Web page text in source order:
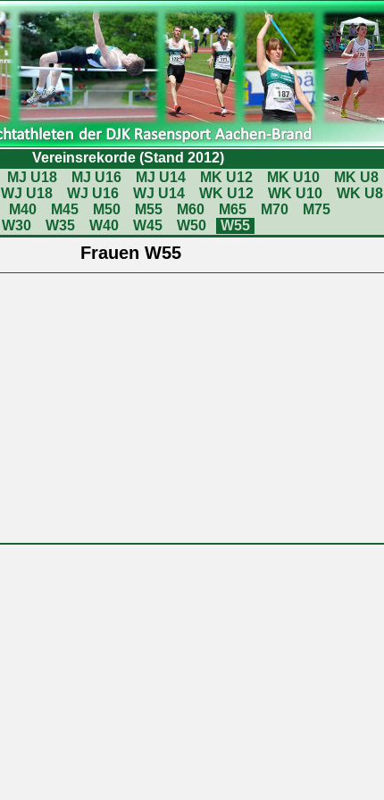
Vereinsrekorde (Stand 2012)
MJ U18 MJ U16 MJ U14 MK U12 MK U10
MK U8
WJ U18 WJ U16 WJ U14 WK U12 WK U10
WK U8
M40 M45 M50 M55 M60 M65 M70
M75
W30
W35 W40 W45 W50 W55
Frauen W55